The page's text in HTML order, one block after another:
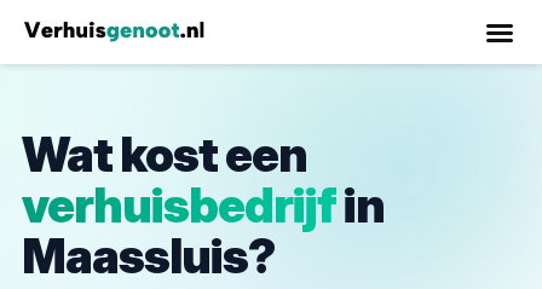
Wat kost een
verhuisbedrijfin
Maassluis?